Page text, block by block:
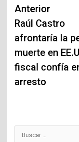
de
entradas
Anterior
Raúl Castro
afrontaría la
muerte en
fiscal confía
arresto
Buscar: